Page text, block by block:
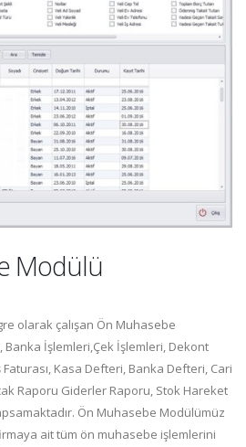
Modülü
olarak çalışan Ön Muhasebe
İşlemleri,Çek İşlemleri, Dekont
Faturası, Kasa Defteri, Banka Defteri, Cari
Raporu Giderler Raporu, Stok Hareket
Ön Muhasebe Modülümüz
ait tüm ön muhasebe işlemlerini